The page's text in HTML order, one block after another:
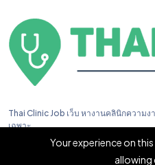
Thai Clinic Job เว็บ หางานคลินิกความ
เฉพาะ
Your experience on
allowing